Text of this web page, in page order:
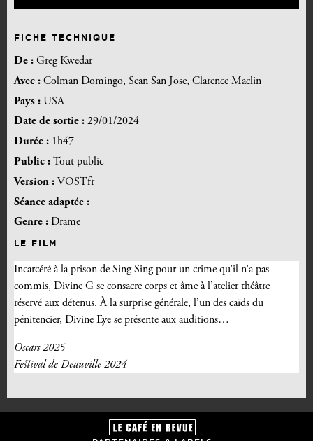
FICHE TECHNIQUE
De : Greg Kwedar
Avec : Colman Domingo, Sean San Jose, Clarence Maclin
Pays : USA
Date de sortie : 29/01/2024
Durée : 1h47
Public : Tout public
Version : VOSTfr
Séance adaptée :
Genre : Drame
LE FILM
Incarcéré à la prison de Sing Sing pour un crime qu’il n’a pas
commis, Divine G se consacre corps et âme à l’atelier théâtre
réservé aux détenus. À la surprise générale, l’un des caïds du
pénitencier, Divine Eye se présente aux auditions…
Oscars 2025
Festival de Deauville 2024